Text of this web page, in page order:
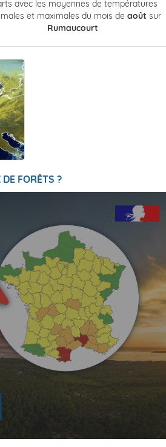
avec les moyennes de températures
et maximales du mois de août sur
Rumaucourt
FORÊTS ?